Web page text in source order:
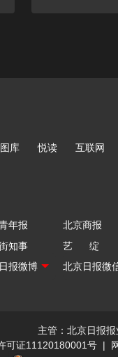
图库 悦读 互联网
年报
北京商报
知事
艺 绽
主管：北京日报报
可证11120180001号 |